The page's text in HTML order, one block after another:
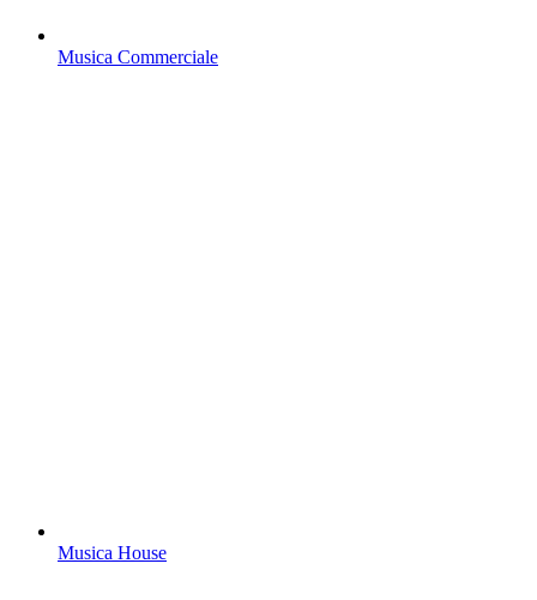
Musica Commerciale
Musica House